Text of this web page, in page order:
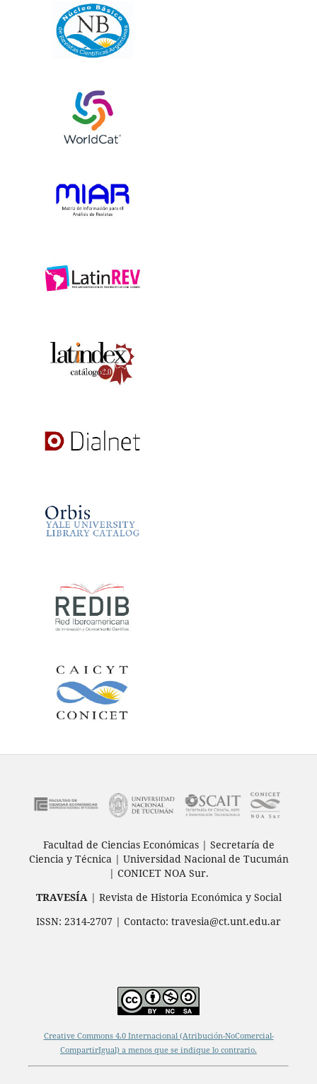
Facultad de Ciencias Económicas | Secretaría de
Ciencia y Técnica | Universidad Nacional de Tucumán
| CONICET NOA Sur.
TRAVESÍA| Revista de Historia Económica y Social
ISSN: 2314-2707 | Contacto: travesia@ct.unt.edu.ar
Creative Commons 4.0 Internacional (Atribución-NoComercial-
CompartirIgual) a menos que se indique lo contrario.